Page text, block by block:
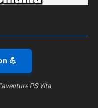
💪
PS Vita